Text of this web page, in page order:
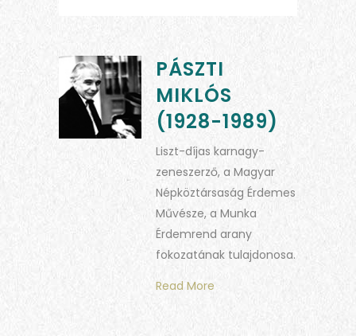
PÁSZTI
MIKLÓS
(1928-1989)
Liszt-díjas karnagy-
zeneszerző, a Magyar
Népköztársaság Érdemes
Művésze, a Munka
Érdemrend arany
fokozatának tulajdonosa.
Read More